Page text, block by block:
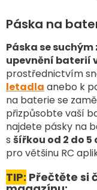
Páska na
Páska se suchým
upevnění baterií
prostřednictvím
letadla anebo k
na baterie se
přizpůsobte vaší
najdete pásky na
s šířkou od 2 do 5
pro většinu RC
TIP: Přečtěte si